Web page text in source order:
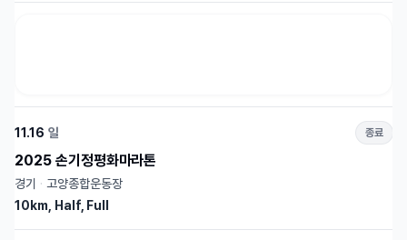
11.16 일 종료
2025 손기정평화마라톤
경기 · 고양종합운동장
10km, Half, Full